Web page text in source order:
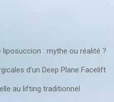
: mythe ou réalité ?
d’un Deep Plane Facelift
au lifting traditionnel